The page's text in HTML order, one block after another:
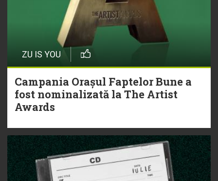
ZU IS YOU
Campania Orașul Faptelor Bune a
fost nominalizată la The Artist
Awards